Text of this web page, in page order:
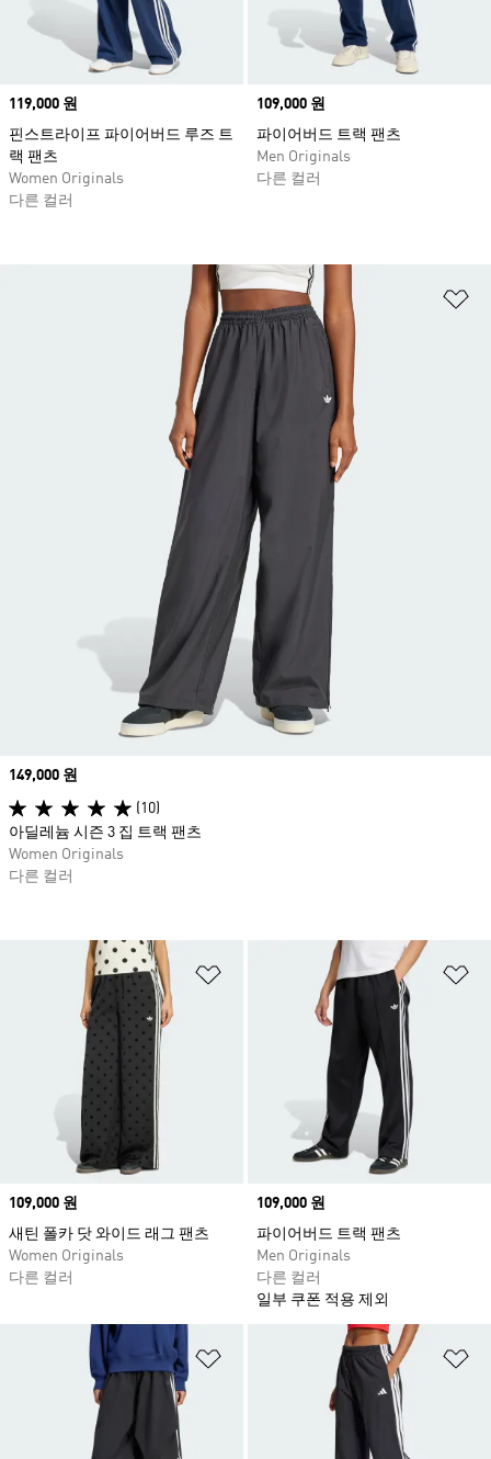
Price
119,000 원
핀스트라이프 파이어버드 루즈 트
랙 팬츠
Women Originals
다른 컬러
Price
109,000 원
파이어버드 트랙 팬츠
Men Originals
다른 컬러
위시리스트 담기
Price
109,000 원
새틴 폴카 닷 와이드 래그 팬츠
Women Originals
다른 컬러
Price
109,000 원
파이어버드 트랙 팬츠
Men Originals
다른 컬러
일부 쿠폰 적용 제외
위시리스트 담기
Price
149,000 원
(10)
아딜레늄 시즌 3 집 트랙 팬츠
Women Originals
다른 컬러